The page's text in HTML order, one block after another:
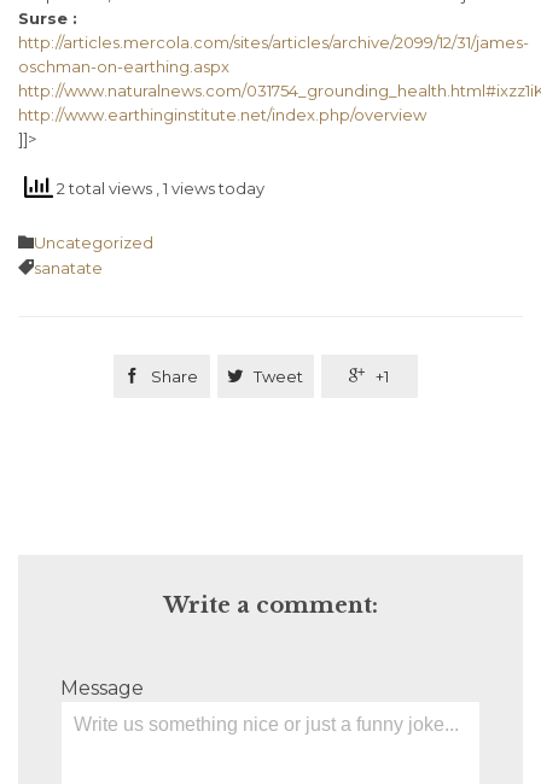
Surse :
http://articles.mercola.com/sites/articles/archive/2099/12/31/james-
oschman-on-earthing.aspx
http://www.naturalnews.com/
http://www.earthinginstitute.net/index.php/overview
]]>
2 total views , 1 views today
Category
Uncategorized
Tags
sanatate
 Share  Tweet  +1
Write a comment:
Message